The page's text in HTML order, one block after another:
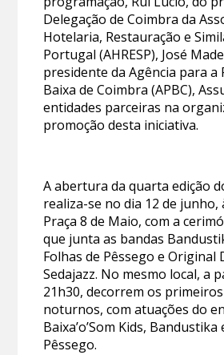
Delegação de Coimbra da
Hotelaria, Restauração e
Portugal (AHRESP), José
presidente da Agência para a
Baixa de Coimbra (APBC),
entidades parceiras na
promoção desta iniciativa.
A abertura da quarta edição do
realiza-se no dia 12 de junho,
Praça 8 de Maio, com a
que junta as bandas
Folhas de Pêssego e Original
Sedajazz. No mesmo local, a
21h30, decorrem os
noturnos, com atuações do
Baixa’o’Som Kids, Bandustika
Pêssego.